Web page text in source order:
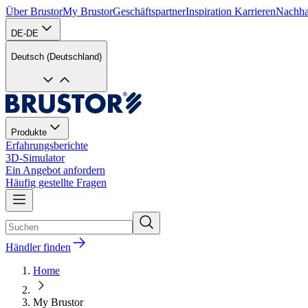
Über BrustorMy BrustorGeschäftspartnerInspiration Karrieren
DE-DE
Deutsch (Deutschland)
Produkte
Erfahrungsberichte
3D-Simulator
Ein Angebot anfordern
Häufig gestellte Fragen
Händler finden
Home
My Brustor